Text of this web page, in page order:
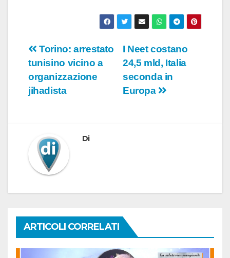
Navigazione
articoli
I Neet costano
24,5 mld, Italia
seconda in
Europa
Torino: arrestato
tunisino vicino a
organizzazione
jihadista
Di
ARTICOLI CORRELATI